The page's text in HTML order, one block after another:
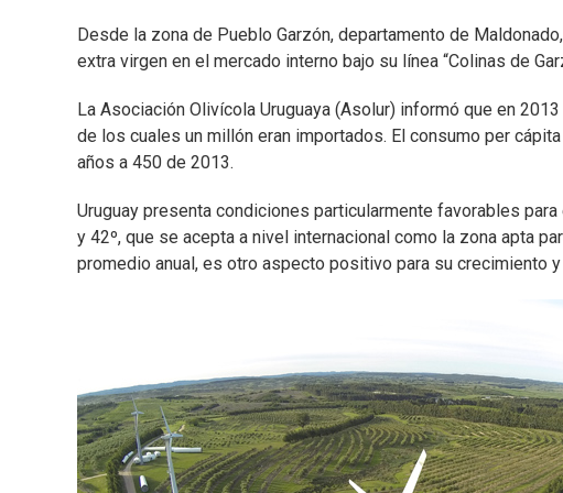
Desde la zona de Pueblo Garzón, departamento de
extra virgen en el mercado interno bajo su línea “Colinas de
La Asociación Olivícola Uruguaya (Asolur) informó que en
de los cuales un millón eran importados. El consumo per
años a 450 de 2013.
Uruguay presenta condiciones particularmente favorables
y 42º, que se acepta a nivel internacional como la zona apta
promedio anual, es otro aspecto positivo para su crecimiento